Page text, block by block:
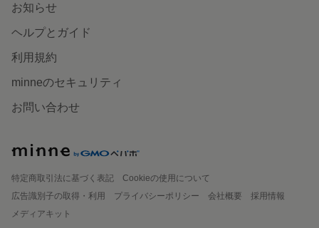
お知らせ
ヘルプとガイド
利用規約
minneのセキュリティ
お問い合わせ
特定商取引法に基づく表記
Cookieの使用について
広告識別子の取得・利用
プライバシーポリシー 会社概要
採用情報
メディアキット